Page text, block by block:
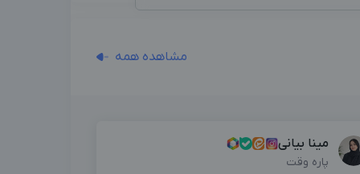
مشاهده همه
مینا بیانی
پاره وقت